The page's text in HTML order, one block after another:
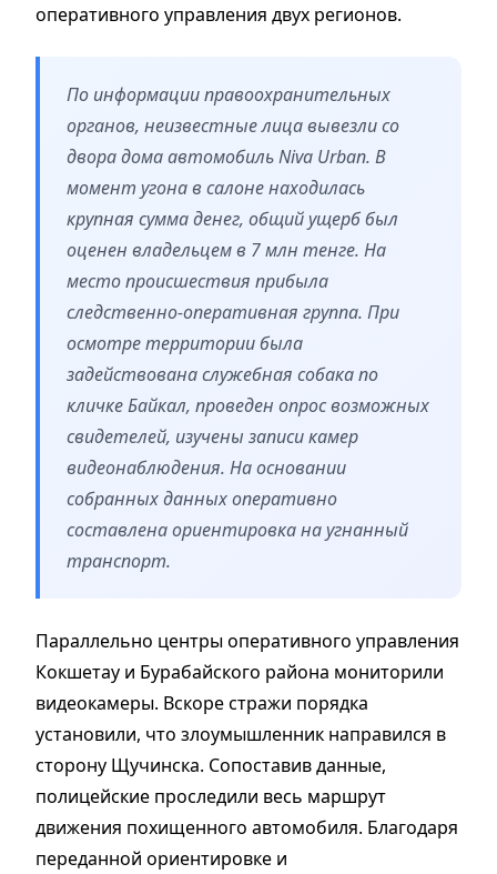
оперативного управления двух регионов.
По информации правоохранительных
органов, неизвестные лица вывезли со
двора дома автомобиль Niva Urban. В
момент угона в салоне находилась
крупная сумма денег, общий ущерб был
оценен владельцем в 7 млн тенге. На
место происшествия прибыла
следственно-оперативная группа. При
осмотре территории была
задействована служебная собака по
кличке Байкал, проведен опрос возможных
свидетелей, изучены записи камер
видеонаблюдения. На основании
собранных данных оперативно
составлена ориентировка на угнанный
транспорт.
Параллельно центры оперативного управления
Кокшетау и Бурабайского района мониторили
видеокамеры. Вскоре стражи порядка
установили, что злоумышленник направился в
сторону Щучинска. Сопоставив данные,
полицейские проследили весь маршрут
движения похищенного автомобиля. Благодаря
переданной ориентировке и